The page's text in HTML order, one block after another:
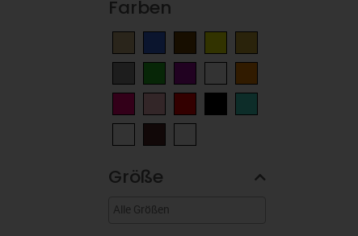
Farben
Größe